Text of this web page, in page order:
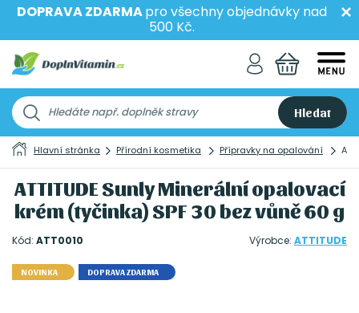
DOPRAVA ZDARMApro všechny objednávky nad
500 Kč.
Hledat
Hlavní stránka Přírodní kosmetika Přípravky na opalování
ATTITUDE Sunly Minerální opalovací
krém (tyčinka) SPF 30 bez vůně 60 g
Kód: ATT0010 Výrobce: ATTITUDE
NOVINKA DOPRAVA ZDARMA